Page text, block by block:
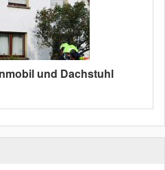
und Dachstuhl